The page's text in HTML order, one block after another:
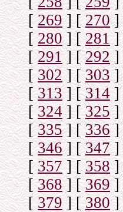
[269] [270]
[280] [281]
[291] [292]
[302] [303]
[313] [314]
[324] [325]
[335] [336]
[346] [347]
[357] [358]
[368] [369]
[ 379] [380]